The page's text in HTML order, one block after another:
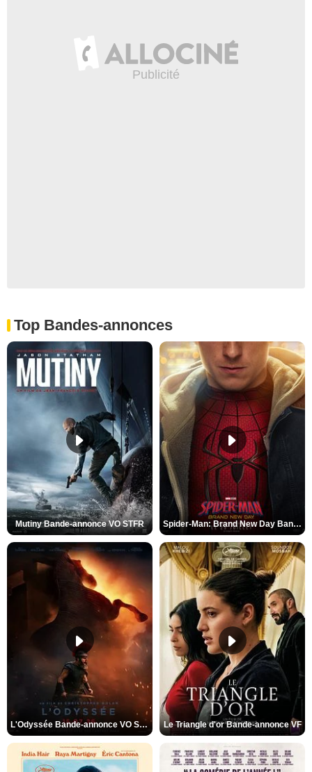
Top Bandes-annonces
Mutiny Bande-annonce VO STFR Spider-Man: Brand New Day Bande-annonce VO STFR
L'Odyssée Bande-annonce VO STFR Le Triangle d'or Bande-annonce VF